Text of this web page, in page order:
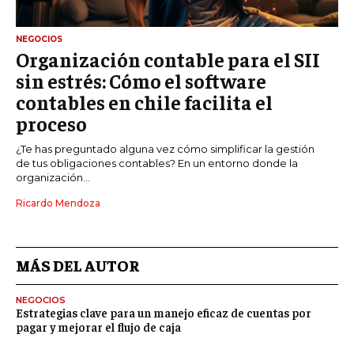
NEGOCIOS
Organización contable para el SII
sin estrés: Cómo el software
contables en chile facilita el
proceso
¿Te has preguntado alguna vez cómo simplificar la gestión
de tus obligaciones contables? En un entorno donde la
organización...
Ricardo Mendoza
MÁS DEL AUTOR
NEGOCIOS
Estrategias clave para un manejo eficaz de cuentas por
pagar y mejorar el flujo de caja